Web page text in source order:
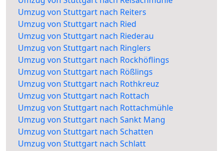
Umzug von Stuttgart nach Reiters
Umzug von Stuttgart nach Ried
Umzug von Stuttgart nach Riederau
Umzug von Stuttgart nach Ringlers
Umzug von Stuttgart nach Rockhöflings
Umzug von Stuttgart nach Rößlings
Umzug von Stuttgart nach Rothkreuz
Umzug von Stuttgart nach Rottach
Umzug von Stuttgart nach Rottachmühle
Umzug von Stuttgart nach Sankt Mang
Umzug von Stuttgart nach Schatten
Umzug von Stuttgart nach Schlatt